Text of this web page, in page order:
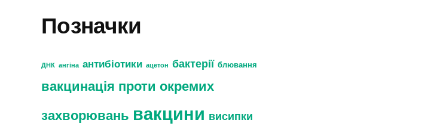
Позначки
ДНК ангіна антибіотики ацетон бактерії блювання
вакцинація проти окремих
захворювань вакцини висипки